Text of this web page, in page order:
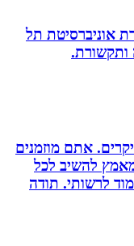
תל
אתם מוזמנים
להשיב לכל
לרשותי. תודה